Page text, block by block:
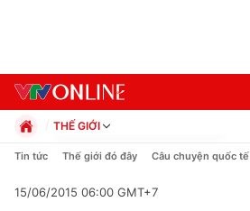
THẾ GIỚI
Chính trị
Pháp luật
Tin tức Thế giới đó đây Câu chuyện quốc tế
15/06/2015 06:00 GMT+7